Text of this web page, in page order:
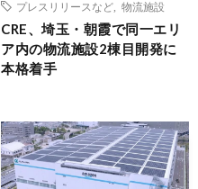
プレスリリースなど
物流施設
CRE、埼玉・朝霞で同一エリ
ア内の物流施設2棟目開発に
本格着手